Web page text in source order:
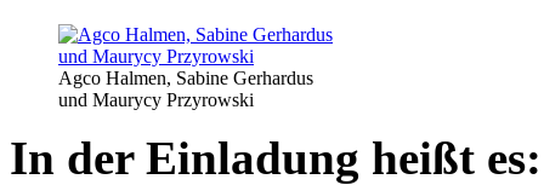
Agco Halmen, Sabine Gerhardus
und Maurycy Przyrowski
In der Einladung heißt es: